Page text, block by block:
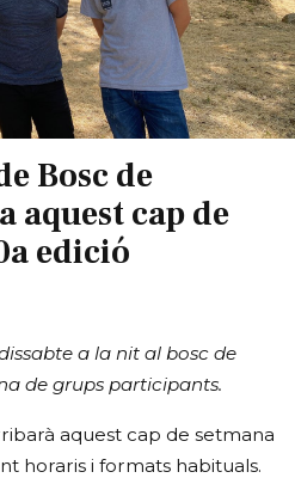
Bosc de
aquest cap de
edició
a la nit al bosc de
de grups participants.
aquest cap de setmana
horaris i formats habituals.